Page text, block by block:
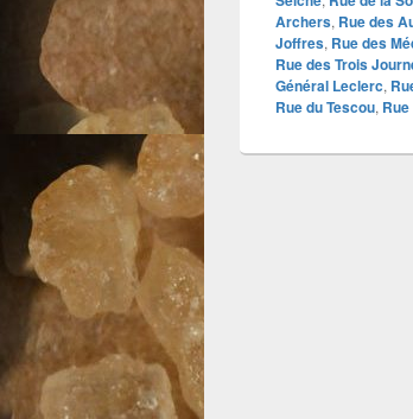
Archers, Rue des
Joffres, Rue des
Rue des Trois
Général Leclerc,
Rue du Tescou,